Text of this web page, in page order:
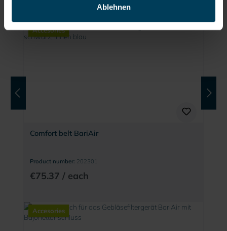
Ablehnen
Accesories
Comfort belt BariAir
Product number: 202301
€75.37 / each
Accesories